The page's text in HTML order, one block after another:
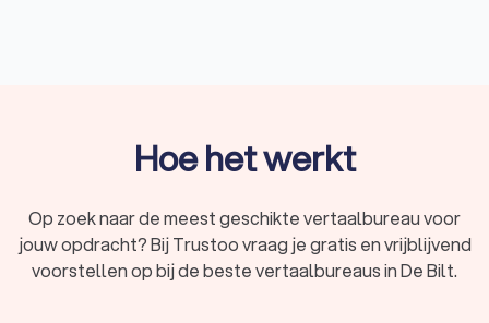
jouw vertalingen
Ben je op zoek naar een professioneel vertaalbureau in De Bilt
voor hoogwaardige vertalingen? Ben je op zoek naar
Hoe het werkt
Op zoek naar de meest geschikte vertaalbureau voor
jouw opdracht? Bij Trustoo vraag je gratis en vrijblijvend
voorstellen op bij de beste vertaalbureaus in De Bilt.